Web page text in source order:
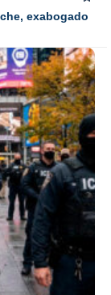
exabogado